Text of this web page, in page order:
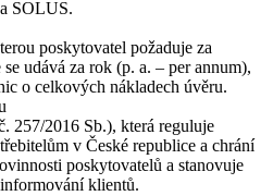
SOLUS.
poskytovatel požaduje za
udává za rok (p. a. – per annum),
o celkových nákladech úvěru.
257/2016 Sb.), která reguluje
v České republice a chrání
poskytovatelů a stanovuje
klientů.